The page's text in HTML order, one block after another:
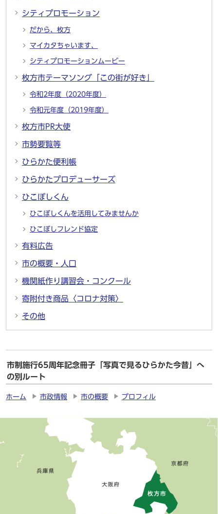
シティプロモーション
だから、枚方
マイカタちゃいます、
シティプロモーションムービー
枚方市テーマソング「この街が好き」
令和2年度（2020年度）
令和元年度（2019年度）
枚方市PR大使
市勢要覧等
ひらかた便利帳
ひらかたプロデューサーズ
ひこぼしくん
ひこぼしくんを活用してみませんか
ひこぼしフレンド協定
有料広告
市の概要・人口
機関紙作り講習会・コンクール
寄附付き商品〈コロナ対策〉
その他
市制施行65周年記念冊子「写真で見るひらかた今昔」へ
の別ルート
ホーム 市政情報 市の概要 プロフィル